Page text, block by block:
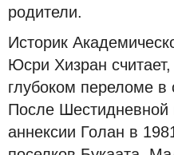
родители.
Историк
Юсри Хизран считает,
глубоком переломе в
После Шестидневной
аннексии Голан в